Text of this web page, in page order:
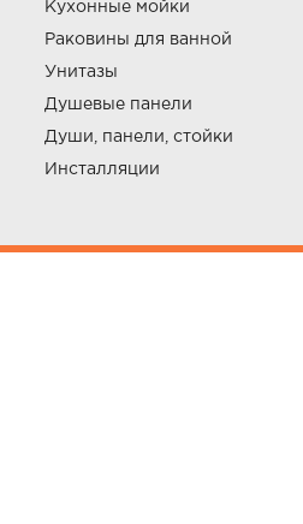
Кухонные мойки
Раковины для ванной
Унитазы
Душевые панели
Души, панели, стойки
Инсталляции